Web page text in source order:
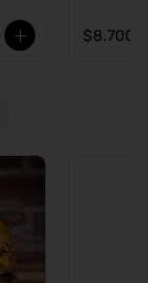
$8.700